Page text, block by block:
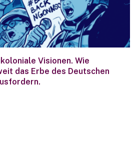
Visionen. Wie
das Erbe des Deutschen